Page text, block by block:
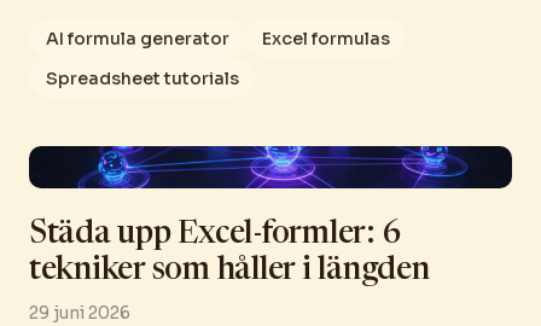
AI formula generator
Excel formulas
Spreadsheet tutorials
Städa upp Excel-formler: 6
tekniker som håller i längden
29 juni 2026